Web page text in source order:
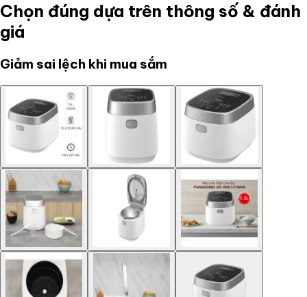
Chọn đúng dựa trên thông số & đánh
giá
Giảm sai lệch khi mua sắm